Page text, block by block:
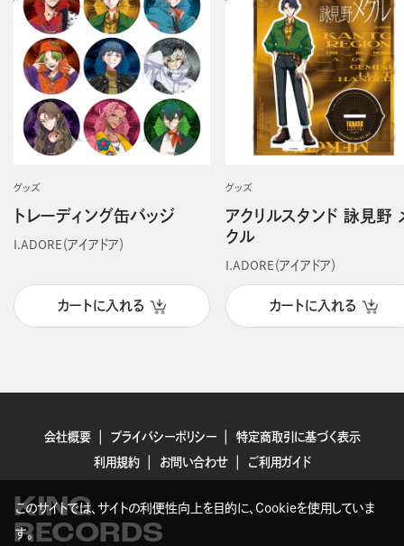
グッズ
トレーディング缶バッジ
I.ADORE（アイアドア）
カートに入れる
グッズ
アクリルスタンド 詠見野
クル
I.ADORE（アイアドア）
カートに入れる
会社概要 プライバシーポリシー
特定商取引に基づく表示
利用規約
お問い合わせ ご利用ガイド
KING
RECORDS
このサイトでは、サイトの利便性向上を目的に、Cookieを使用していま
す。